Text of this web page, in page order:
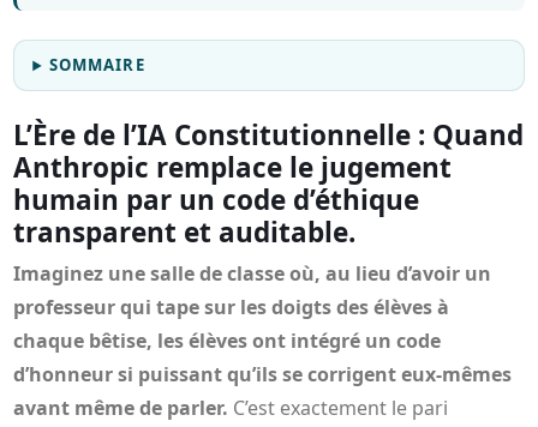
SOMMAIRE
L’Ère de l’IA Constitutionnelle : Quand
Anthropic remplace le jugement
humain par un code d’éthique
transparent et auditable.
Imaginez une salle de classe où, au lieu d’avoir un
professeur qui tape sur les doigts des élèves à
chaque bêtise, les élèves ont intégré un code
d’honneur si puissant qu’ils se corrigent eux-mêmes
avant même de parler. C’est exactement le pari